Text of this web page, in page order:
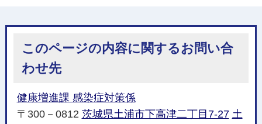
このページの内容に関するお問い合
わせ先
健康増進課 感染症対策係
〒300－0812 茨城県土浦市下高津二丁目7-27 土